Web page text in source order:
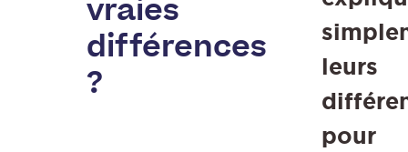
vraies
différences
?
leurs
pour